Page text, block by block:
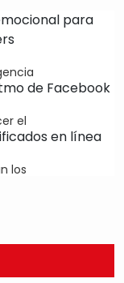
el
los